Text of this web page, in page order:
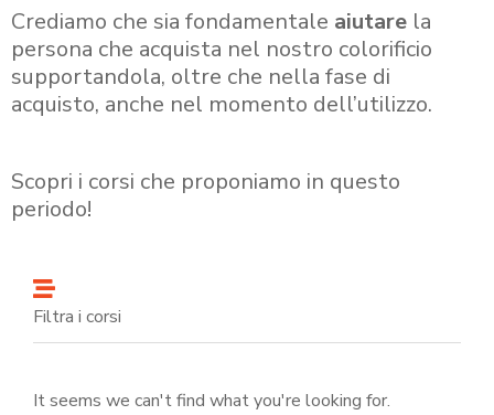
Crediamo che sia fondamentale aiutare la
persona che acquista nel nostro colorificio
supportandola, oltre che nella fase di
acquisto, anche nel momento dell’utilizzo.
Scopri i corsi che proponiamo in questo
periodo!
Filtra i corsi
It seems we can't find what you're looking for.